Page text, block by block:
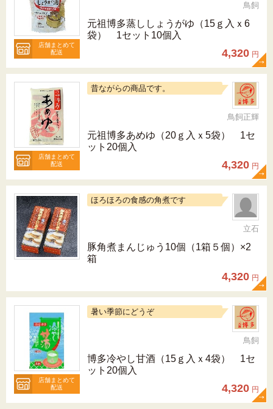
店舗まとめて
配送
鳥飼
元祖博多蒸ししょうがゆ（15ｇ入ｘ6
袋） 1セット10個入
4,320 円
店舗まとめて
配送
昔ながらの商品です。
鳥飼正輝
元祖博多あめゆ（20ｇ入ｘ5袋） 1セ
ット20個入
4,320 円
ほろほろの食感の角煮です
立石
豚角煮まんじゅう10個（1箱５個）×2
箱
4,320 円
店舗まとめて
配送
暑い季節にどうぞ
鳥飼
博多冷やし甘酒（15ｇ入ｘ4袋） 1セ
ット20個入
4,320 円